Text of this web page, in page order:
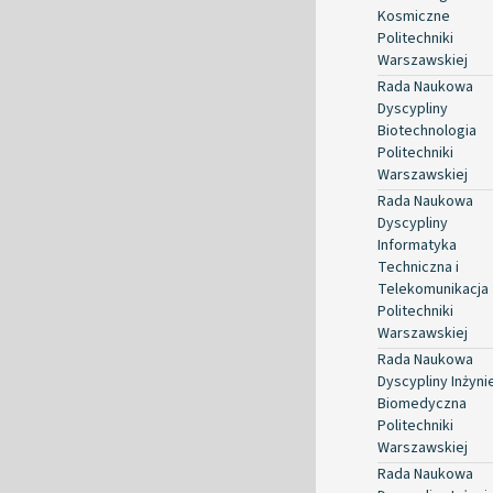
Kosmiczne
Politechniki
Warszawskiej
Rada Naukowa
Dyscypliny
Biotechnologia
Politechniki
Warszawskiej
Rada Naukowa
Dyscypliny
Informatyka
Techniczna i
Telekomunikacja
Politechniki
Warszawskiej
Rada Naukowa
Dyscypliny
Biomedyczna
Politechniki
Warszawskiej
Rada Naukowa